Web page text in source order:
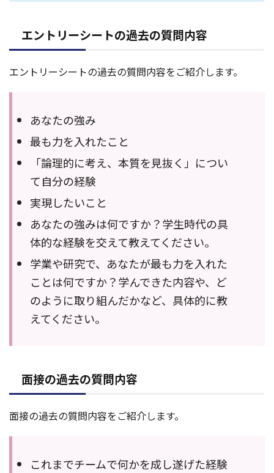
エントリーシートの過去の質問内容
エントリーシートの過去の質問内容をご紹介します。
あなたの強み
最も力を入れたこと
「論理的に考え、本質を見抜く」につい
て自分の経験
実現したいこと
あなたの強みは何ですか？学生時代の具
体的な経験を交えて教えてください。
学業や研究で、あなたが最も力を入れた
ことは何ですか？学んできた内容や、ど
のように取り組んだかなど、具体的に教
えてください。
面接の過去の質問内容
面接の過去の質問内容をご紹介します。
これまでチームで何かを成し遂げた経験